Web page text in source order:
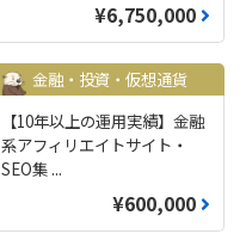
¥6,750,000
金融・投資・仮想通貨
【10年以上の運用実績】金融
系アフィリエイトサイト・
SEO集 ...
¥600,000